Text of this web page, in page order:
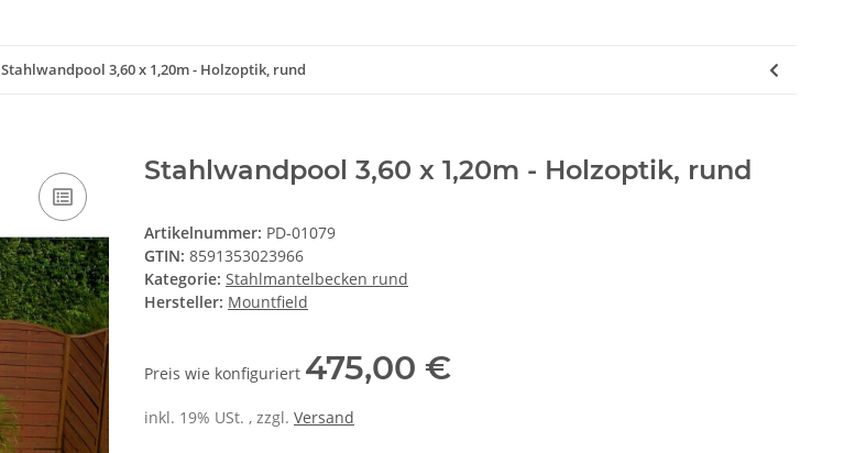
Stahlwandpool 3,60 x 1,20m - Holzoptik, rund
Stahlwandpool 3,60 x 1,20m - Holzoptik, rund
Artikelnummer: PD-01079
GTIN: 8591353023966
Kategorie: Stahlmantelbecken rund
Hersteller: Mountfield
Preis wie konfiguriert 475,00 €
inkl. 19% USt. , zzgl. Versand